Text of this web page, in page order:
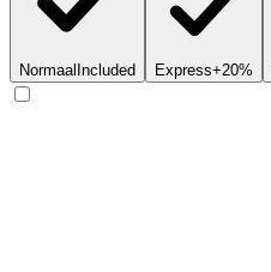
Normaal Included Express+20%